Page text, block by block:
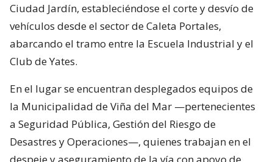
Ciudad Jardín, estableciéndose el corte y desvío de
vehículos desde el sector de Caleta Portales,
abarcando el tramo entre la Escuela Industrial y el
Club de Yates.
En el lugar se encuentran desplegados equipos de
la Municipalidad de Viña del Mar —pertenecientes
a Seguridad Pública, Gestión del Riesgo de
Desastres y Operaciones—, quienes trabajan en el
despeje y aseguramiento de la vía con apoyo de